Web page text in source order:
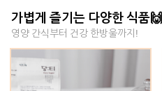
가볍게 즐기는 다양한 식품🙌
영양 간식부터 건강 한방울까지!